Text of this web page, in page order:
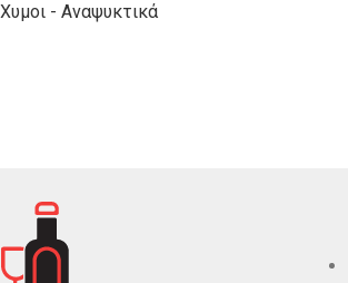
Χυμοι - Αναψυκτικά